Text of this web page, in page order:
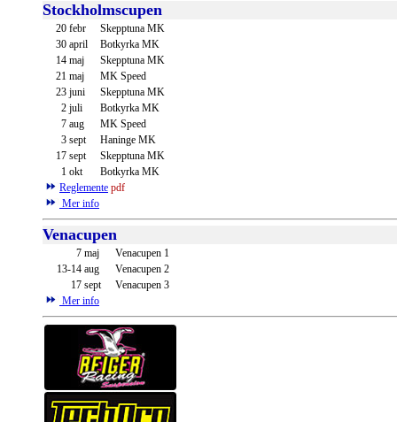
Stockholmscupen
20 febr
Skepptuna MK
30 april
Botkyrka MK
14 maj
Skepptuna MK
21 maj
MK Speed
23 juni
Skepptuna MK
2 juli
Botkyrka MK
7 aug
MK Speed
3 sept
Haninge MK
17 sept
Skepptuna MK
1 okt
Botkyrka MK
Reglemente pdf
Mer info
Venacupen
7 maj
Venacupen 1
13-14 aug
Venacupen 2
17 sept
Venacupen 3
Mer info